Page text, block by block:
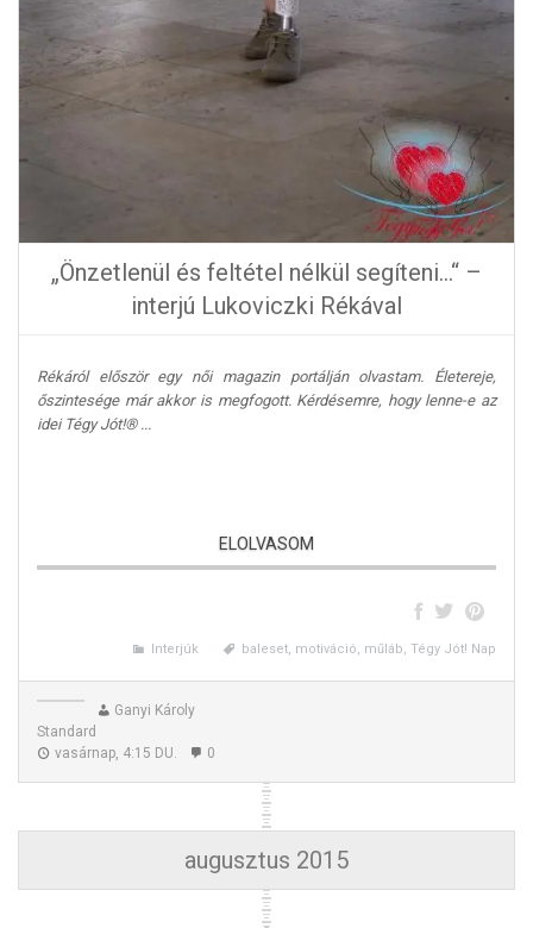
„Önzetlenül és feltétel nélkül segíteni…“ –
interjú Lukoviczki Rékával
Rékáról először egy női magazin portálján olvastam. Életereje,
őszintesége már akkor is megfogott. Kérdésemre, hogy lenne-e az
idei Tégy Jót!® ...
ELOLVASOM
baleset, motiváció, műláb, Tégy Jót! Nap
Interjúk
Ganyi Károly
Standard
vasárnap, 4:15 DU.
0
augusztus 2015